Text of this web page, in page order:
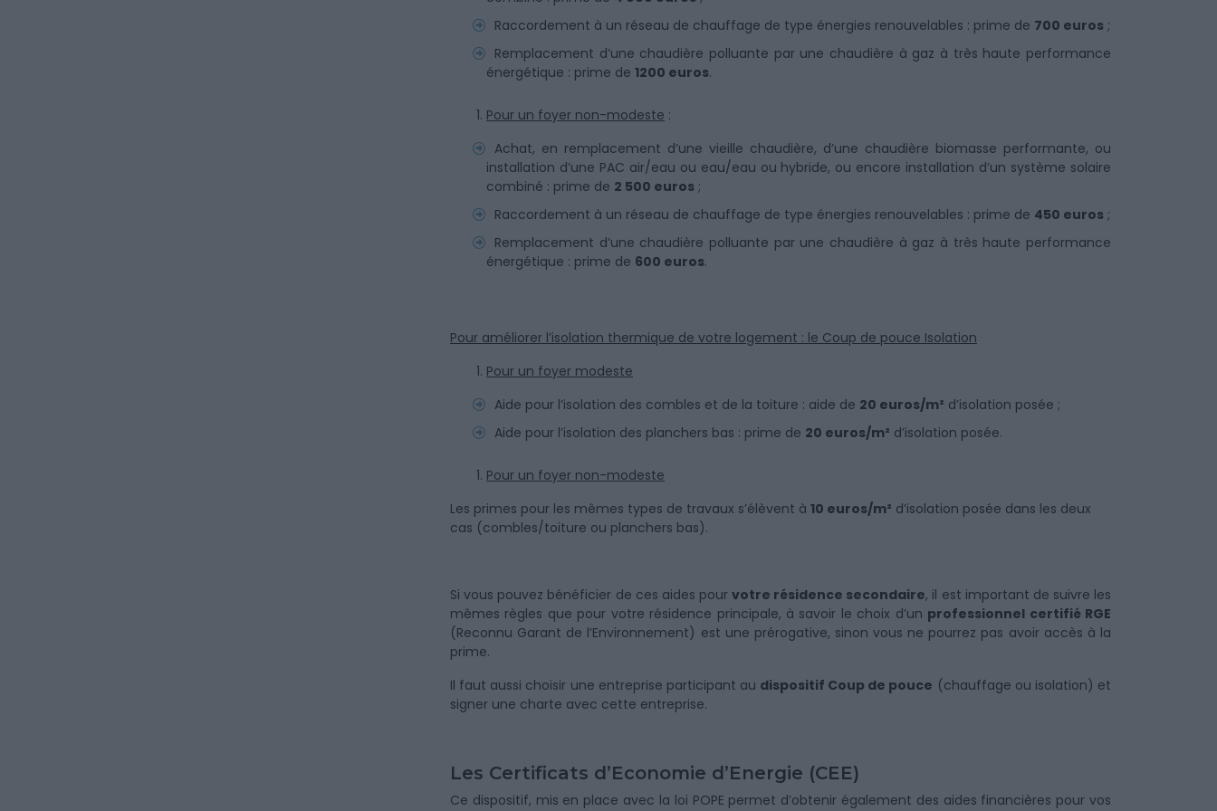
Raccordement à un réseau de chauffage de type énergies renouvelables : prime de 700 euros ;
Remplacement d’une chaudière polluante par une chaudière à gaz à très haute performance
énergétique : prime de 1200 euros.
Pour un foyer non-modeste :
Achat, en remplacement d’une vieille chaudière, d’une chaudière biomasse performante, ou
installation d’une PAC air/eau ou eau/eau ou hybride, ou encore installation d’un système solaire
combiné : prime de 2 500 euros ;
Raccordement à un réseau de chauffage de type énergies renouvelables : prime de 450 euros ;
Remplacement d’une chaudière polluante par une chaudière à gaz à très haute performance
énergétique : prime de 600 euros.
Pour améliorer l’isolation thermique de votre logement : le Coup de pouce Isolation
Pour un foyer modeste
Aide pour l’isolation des combles et de la toiture : aide de 20 euros/m² d’isolation posée ;
Aide pour l’isolation des planchers bas : prime de 20 euros/m² d’isolation posée.
Pour un foyer non-modeste
Les primes pour les mêmes types de travaux s’élèvent à 10 euros/m² d’isolation posée dans les deux
cas (combles/toiture ou planchers bas).
Si vous pouvez bénéficier de ces aides pour votre résidence secondaire, il est important de suivre les
mêmes règles que pour votre résidence principale, à savoir le choix d’un professionnel certifié RGE
(Reconnu Garant de l’Environnement) est une prérogative, sinon vous ne pourrez pas avoir accès à la
prime.
Il faut aussi choisir une entreprise participant au dispositif Coup de pouce (chauffage ou isolation) et
signer une charte avec cette entreprise.
Les Certificats d’Economie d’Energie (CEE)
Ce dispositif, mis en place avec la loi POPE permet d’obtenir également des aides financières pour vos